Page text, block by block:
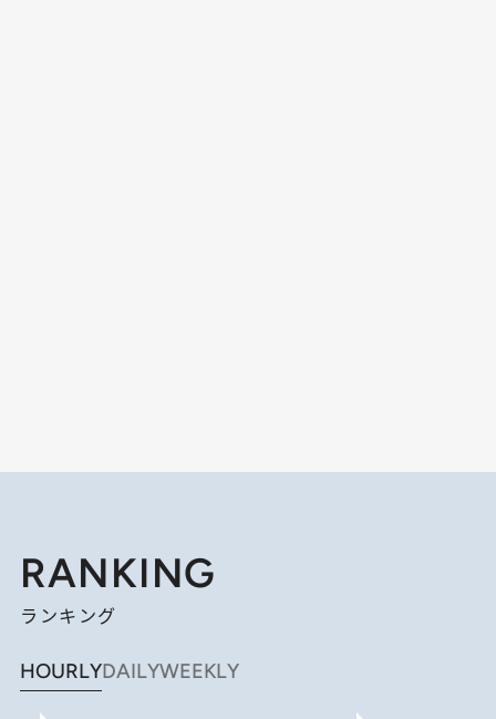
RANKING
ランキング
HOURLYDAILYWEEKLY